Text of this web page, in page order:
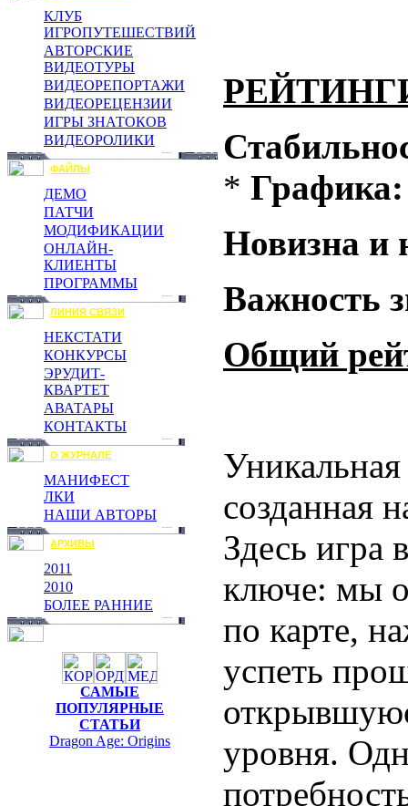
КЛУБ
ИГРОПУТЕШЕСТВИЙ
АВТОРСКИЕ
ВИДЕОТУРЫ
ВИДЕОРЕПОРТАЖИ
ВИДЕОРЕЦЕНЗИИ
ИГРЫ ЗНАТОКОВ
ВИДЕОРОЛИКИ
ФАЙЛЫ
ДЕМО
ПАТЧИ
МОДИФИКАЦИИ
ОНЛАЙН-
КЛИЕНТЫ
ПРОГРАММЫ
ЛИНИЯ СВЯЗИ
НЕКСТАТИ
КОНКУРСЫ
ЭРУДИТ-
КВАРТЕТ
АВАТАРЫ
КОНТАКТЫ
О ЖУРНАЛЕ
МАНИФЕСТ
ЛКИ
НАШИ АВТОРЫ
АРХИВЫ
2011
2010
БОЛЕЕ РАННИЕ
САМЫЕ
ПОПУЛЯРНЫЕ
СТАТЬИ
Dragon Age: Origins
* Графика:
Новизна и
Важность
Общий
созданная
Здесь игра
ключе: мы
по карте,
успеть
уровня.